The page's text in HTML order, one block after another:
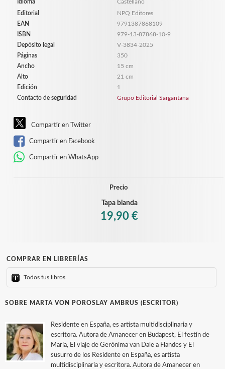
Idioma
Castellano
Editorial
NPQ Editores
EAN
9791387868109
ISBN
979-13-87868-10-9
Depósito legal
V-3834-2025
Páginas
350
Ancho
15 cm
Alto
21 cm
Edición
1
Contacto de seguridad
Grupo Editorial Sargantana
Compartir en Twitter
Compartir en Facebook
Compartir en WhatsApp
Precio
Tapa blanda
19,90 €
COMPRAR EN LIBRERÍAS
Todos tus libros
SOBRE MARTA VON POROSLAY AMBRUS (ESCRITOR)
Residente en España, es artista multidisciplinaria y
escritora. Autora de Amanecer en Budapest, El festín de
María, El viaje de Gerónima van Dale a Flandes y El
susurro de los Residente en España, es artista
multidisciplinaria y escritora. Autora de Amanecer en